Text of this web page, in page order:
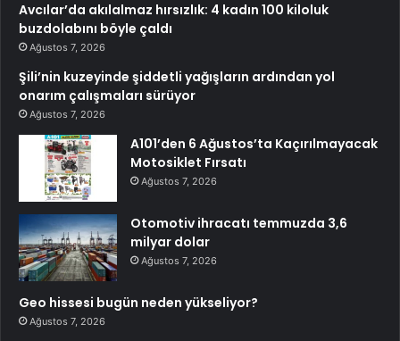
Avcılar’da akılalmaz hırsızlık: 4 kadın 100 kiloluk
buzdolabını böyle çaldı
Ağustos 7, 2026
Şili’nin kuzeyinde şiddetli yağışların ardından yol
onarım çalışmaları sürüyor
Ağustos 7, 2026
A101’den 6 Ağustos’ta Kaçırılmayacak
Motosiklet Fırsatı
Ağustos 7, 2026
Otomotiv ihracatı temmuzda 3,6
milyar dolar
Ağustos 7, 2026
Geo hissesi bugün neden yükseliyor?
Ağustos 7, 2026